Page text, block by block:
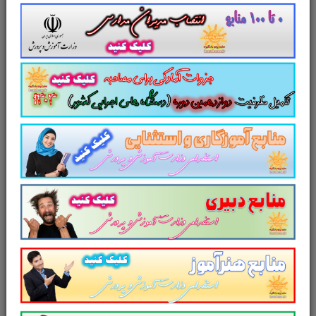
پایه دوازدهم
تست کتاب راهنما معلم فلسفه 1
پایه یازدهم
سایت پرتو یادگیری تقدیم می کند
سایت علمی، آموزشی و فرهنگی پرتو
یادگیری مجموعه منابع آمادگی برای آزمون
استخدامی آموزش و پرورش سال ۱۴۰۳ و
سایر آزمون های استخدامی را برای داوطلبین